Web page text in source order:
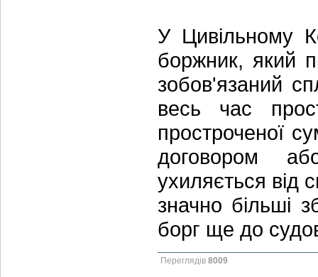
У Цивільному
боржник, який
зобов'язаний
весь час
простроченої
договором
ухиляється від
значно більші
борг ще до
Переглядів 8009